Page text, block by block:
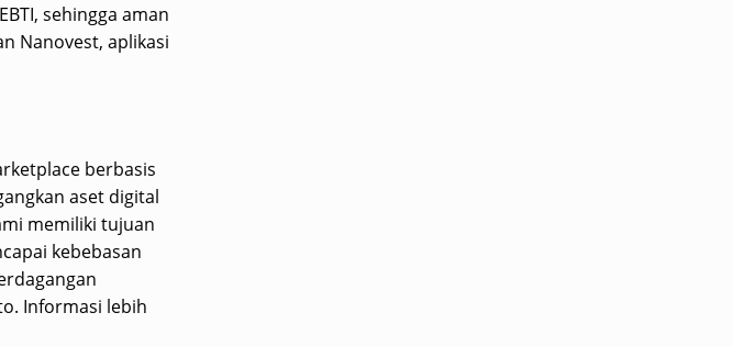
sehingga aman
Nanovest, aplikasi
berbasis
aset digital
memiliki tujuan
kebebasan
Informasi lebih